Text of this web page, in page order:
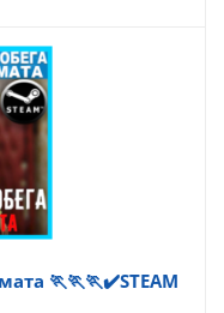
🏃🏃🏃✔️STEAM